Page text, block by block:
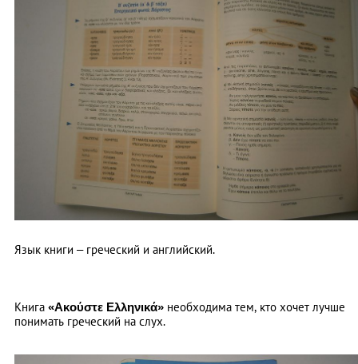
Язык книги – греческий и английский.
Книга «Ακούστε Ελληνικά» необходима тем, кто хочет лучше
понимать греческий на слух.